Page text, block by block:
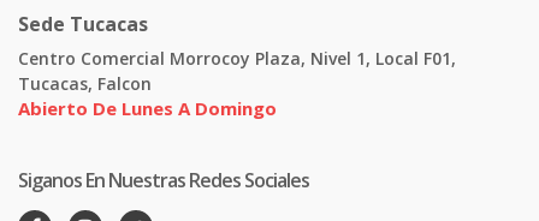
Sede Tucacas
Centro Comercial Morrocoy Plaza, Nivel 1, Local F01,
Tucacas, Falcon
Abierto De Lunes A Domingo
Siganos En Nuestras Redes Sociales